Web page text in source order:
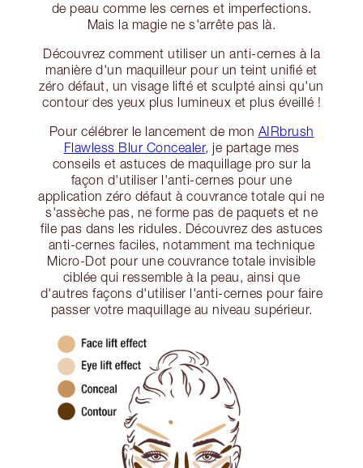
de peau comme les cernes et imperfections.
Mais la magie ne s'arrête pas là.
Découvrez comment utiliser un anti-cernes à la
manière d'un maquilleur pour un teint unifié et
zéro défaut, un visage lifté et sculpté ainsi qu'un
contour des yeux plus lumineux et plus éveillé !
Pour célébrer le lancement de mon AIRbrush
Flawless Blur Concealer, je partage mes
conseils et astuces de maquillage pro sur la
façon d'utiliser l'anti-cernes pour une
application zéro défaut à couvrance totale qui ne
s'assèche pas, ne forme pas de paquets et ne
file pas dans les ridules. Découvrez des astuces
anti-cernes faciles, notamment ma technique
Micro-Dot pour une couvrance totale invisible
ciblée qui ressemble à la peau, ainsi que
d'autres façons d'utiliser l'anti-cernes pour faire
passer votre maquillage au niveau supérieur.